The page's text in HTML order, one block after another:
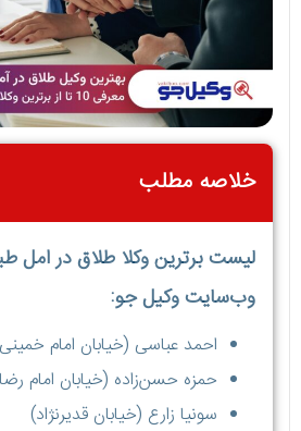
خلاصه مطلب
لیست برترین وکلا طلاق در امل
وب‌سایت وکیل جو:
احمد عباسی (خیابان امام
حمزه حسن‌زاده (خیابان امام
سونیا زارع (خیابان قدیرنژاد)